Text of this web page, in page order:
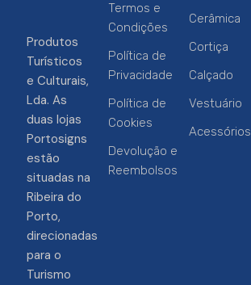
Produtos
Turísticos
e Culturais,
Lda. As
duas lojas
Portosigns
estão
situadas na
Ribeira do
Porto,
direcionadas
para o
Turismo
Termos e
Condições
Política de
Privacidade
Política de
Cookies
Devolução e
Reembolsos
Cerâmica
Cortiça
Calçado
Vestuário
Acessórios